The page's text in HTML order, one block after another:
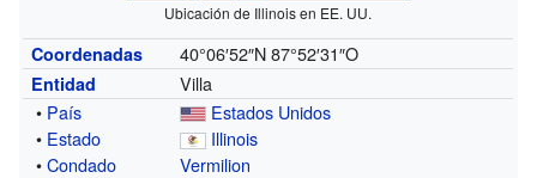
Ubicación de Illinois en EE. UU.
Coordenadas 40°06′52″N 87°52′31″O
Entidad
Villa
• País
Estados Unidos
• Estado
Illinois
•Condado Vermilion